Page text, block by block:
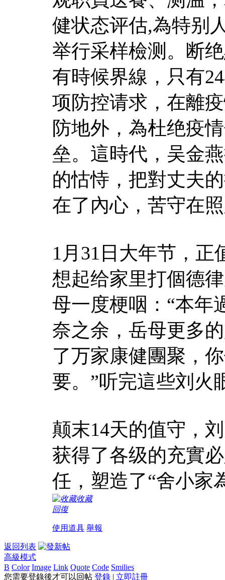
健状态评估,為特别
举行采样檢测。断
有時候界線，只有
项防控请求，在離
防地外，為杜绝疫
垒。這時代，吴金
的怙恃，把對丈夫
在了內心，苦守在
1月31日大年节，
想起给家里打個德
母一度梗咽：“本年
奈之余，岳母更多
了万家康健團聚，
要。”听完這些刘火
颠末14天的值守，
获得了各级的充實
任，塑造了“舍小家
收藏
回復
使用道具 舉報
返回列表
高級模式
B Color Image Link Quote Code Smilies
您需要登錄後才可以回帖 登錄 | 立即註冊